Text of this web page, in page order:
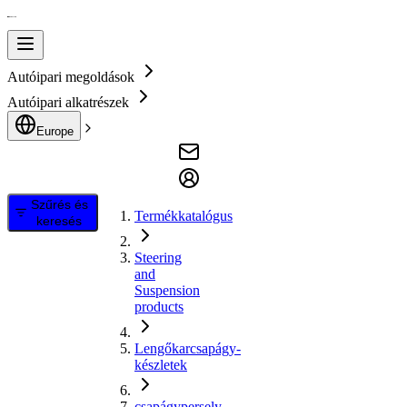
Autóipari megoldások
Autóipari alkatrészek
Europe
Szűrés és
keresés
Termékkatalógus
Steering
and
Suspension
products
Lengőkarcsapágy-
készletek